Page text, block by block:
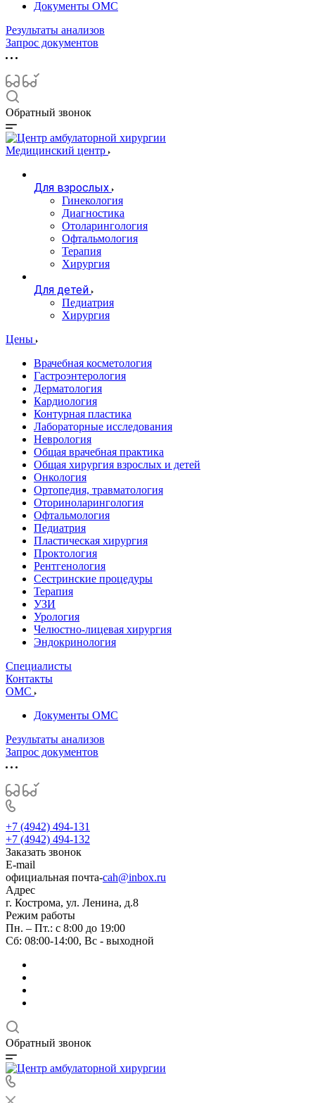
Документы ОМС
Результаты анализов
Запрос документов
Обратный звонок
Медицинский центр
Для взрослых
Гинекология
Диагностика
Отоларингология
Офтальмология
Терапия
Хирургия
Для детей
Педиатрия
Хирургия
Цены
Врачебная косметология
Гастроэнтерология
Дерматология
Кардиология
Контурная пластика
Лабораторные исследования
Неврология
Общая врачебная практика
Общая хирургия взрослых и детей
Онкология
Ортопедия, травматология
Оториноларингология
Офтальмология
Педиатрия
Пластическая хирургия
Проктология
Рентгенология
Сестринские процедуры
Терапия
УЗИ
Урология
Челюстно-лицевая хирургия
Эндокринология
Специалисты
Контакты
ОМС
Документы ОМС
Результаты анализов
Запрос документов
+7 (4942) 494-131
+7 (4942) 494-132
Заказать звонок
E-mail
официальная почта-cah@inbox.ru
Адрес
г. Кострома, ул. Ленина, д.8
Режим работы
Пн. – Пт.: с 8:00 до 19:00
Сб: 08:00-14:00, Вс - выходной
Обратный звонок